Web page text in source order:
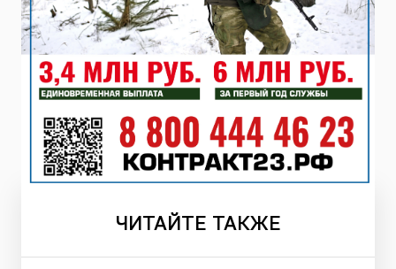
ЧИТАЙТЕ ТАКЖЕ